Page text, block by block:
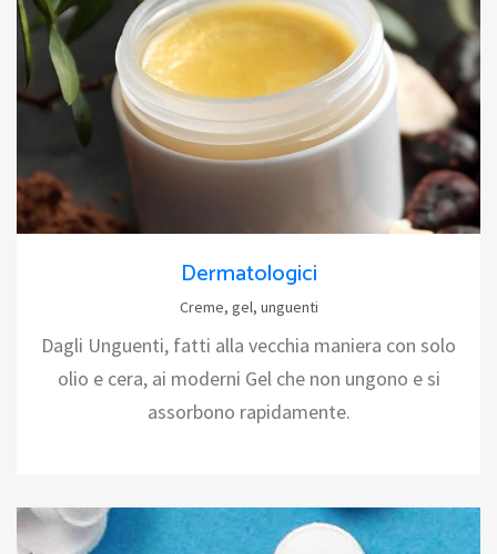
Dermatologici
Creme, gel, unguenti
Dagli Unguenti, fatti alla vecchia maniera con solo
olio e cera, ai moderni Gel che non ungono e si
assorbono rapidamente.